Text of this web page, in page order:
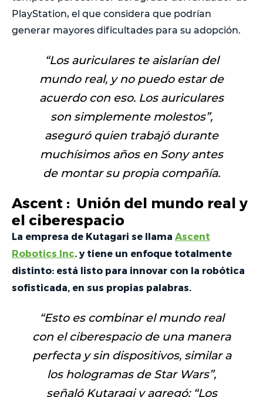
PlayStation, el que considera que podrían
generar mayores dificultades para su adopción.
“Los auriculares te aislarían del
mundo real, y no puedo estar de
acuerdo con eso. Los auriculares
son simplemente molestos”,
aseguró quien trabajó durante
muchísimos años en Sony antes
de montar su propia compañía.
Ascent : Unión del mundo real y
el ciberespacio
La empresa de Kutagari se llama Ascent
Robotics Inc. y tiene un enfoque totalmente
distinto: está listo para innovar con la robótica
sofisticada, en sus propias palabras.
“Esto es combinar el mundo real
con el ciberespacio de una manera
perfecta y sin dispositivos, similar a
los hologramas de Star Wars”,
señaló Kutaragi y agregó: “Los